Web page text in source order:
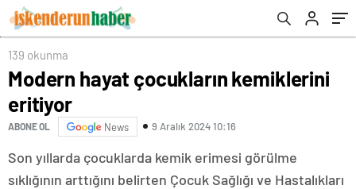
139 okunma
Modern hayat çocukların kemiklerini
eritiyor
ABONE OL News 9 Aralık 2024 10:16
Son yıllarda çocuklarda kemik erimesi görülme
sıklığının arttığını belirten Çocuk Sağlığı ve Hastalıkları